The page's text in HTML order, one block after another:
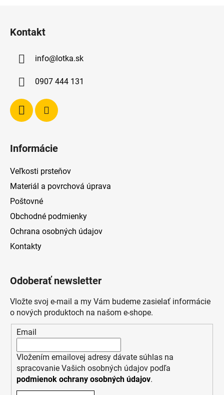
Kontakt
info@lotka.sk
0907 444 131
Informácie
Veľkosti prsteňov
Materiál a povrchová úprava
Poštovné
Obchodné podmienky
Ochrana osobných údajov
Kontakty
Odoberať newsletter
Vložte svoj e-mail a my Vám budeme zasielať informácie
o nových produktoch na našom e-shope.
Email
Vložením emailovej adresy dávate súhlas na
spracovanie Vašich osobných údajov podľa
podmienok ochrany osobných údajov.